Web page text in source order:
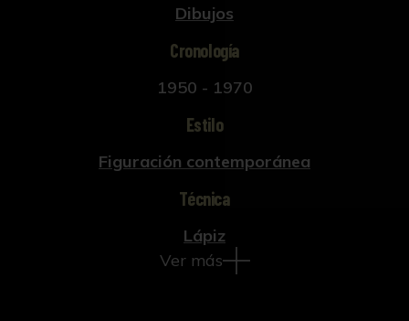
Dibujos
Cronología
1950 - 1970
Estilo
Figuración contemporánea
Técnica
Lápiz
Ver más